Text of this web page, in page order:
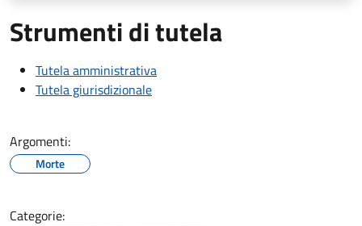
Strumenti di tutela
Tutela amministrativa
Tutela giurisdizionale
Argomenti:
Morte
Categorie: